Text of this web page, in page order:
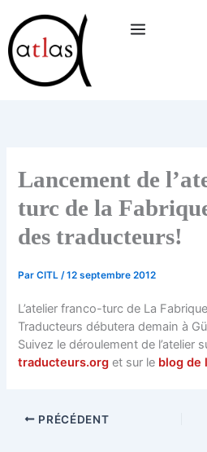
au
contenu
Lancement de
turc de la
des traducteurs!
ParCITL/12 septembre 2012
L’atelier franco-turc de La
Traducteurs débutera demain à
Suivez le déroulement de l’atelier
traducteurs.org et sur le blog de
PRÉCÉDENT